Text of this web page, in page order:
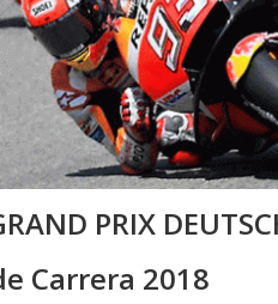
PRIX
Carrera 2018